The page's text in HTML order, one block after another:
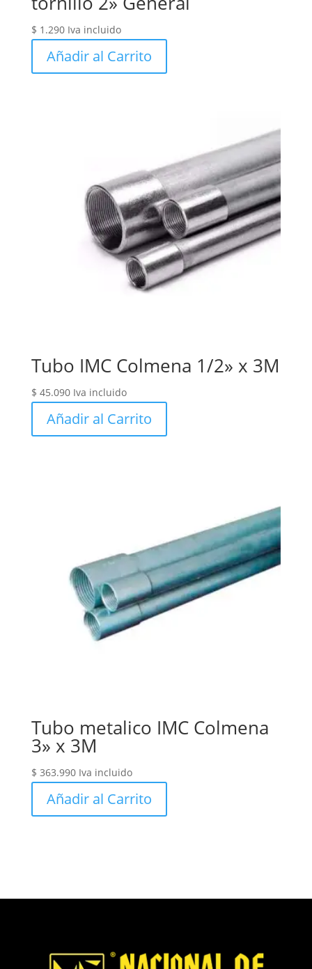
$ 1.290 Iva incluido
Añadir al Carrito
Tubo IMC Colmena 1/2» x 3M
$ 45.090 Iva incluido
Añadir al Carrito
Tubo metalico IMC Colmena
3» x 3M
$ 363.990 Iva incluido
Añadir al Carrito